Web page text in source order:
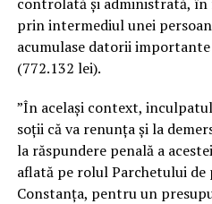
prin intermediul unei
acumulase datorii
(772.132 lei).
”În același context,
soții că va renunța și la
la răspundere penală a
aflată pe rolul Parchetului
Constanța, pentru un